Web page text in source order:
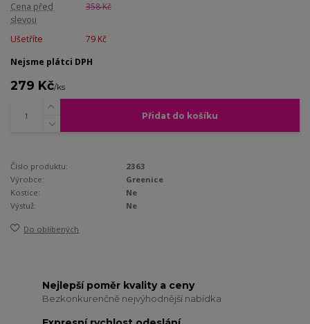
Cena před
slevou
358 Kč
Ušetříte
79 Kč
Nejsme plátci DPH
279 Kč/ks
Přidat do košíku
Číslo produktu:
2363
Výrobce:
Greenice
Kostice:
Ne
Výstuž:
Ne
Do oblíbených
Nejlepší poměr kvality a ceny
Bezkonkurenčně nejvýhodnější nabídka